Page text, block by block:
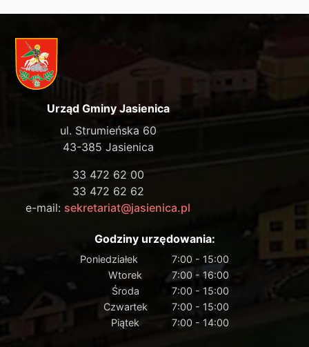
Urząd Gminy Jasienica
ul. Strumieńska 60
43-385 Jasienica
33 472 62 00
33 472 62 62
e-mail: sekretariat@jasienica.pl
Godziny urzędowania:
Poniedziałek
7:00 - 15:00
Wtorek
7:00 - 16:00
Środa
7:00 - 15:00
Czwartek
7:00 - 15:00
Piątek
7:00 - 14:00